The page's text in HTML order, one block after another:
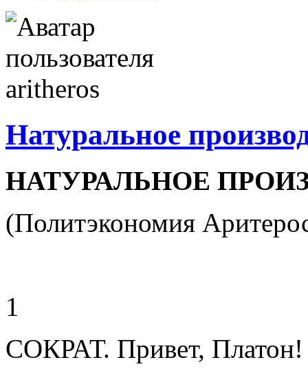
Натуральное
НАТУРАЛЬНОЕ
(Политэкономия
1
СОКРАТ. Привет, Платон!